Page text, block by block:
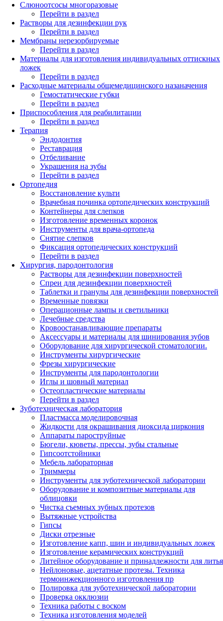
Слюноотсосы многоразовые
Перейти в раздел
Растворы для дезинфекции рук
Перейти в раздел
Мембраны нерезорбируемые
Перейти в раздел
Материалы для изготовления индивидуальных оттискных
ложек
Перейти в раздел
Расходные материалы общемедицинского назаначения
Гемостатические губки
Перейти в раздел
Приспособления для реабилитации
Перейти в раздел
Терапия
Эндодонтия
Реставрация
Отбеливание
Украшения на зубы
Перейти в раздел
Ортопедия
Восстановление культи
Врачебная починка ортопедических конструкций
Контейнеры для слепков
Изготовление временных коронок
Инструменты для врача-ортопеда
Снятие слепков
Фиксация ортопедических конструкций
Перейти в раздел
Хирургия, пародонтология
Растворы для дезинфекции поверхностей
Спреи для дезинфекции поверхностей
Таблетки и гранулы для дезинфекции поверхностей
Временные повязки
Операционные лампы и светильники
Лечебные средства
Кровоостанавливающие препараты
Аксессуары и материалы для шинирования зубов
Оборудование для хирургической стоматологии.
Инструменты хирургические
Фрезы хирургические
Инструменты для пародонтологии
Иглы и шовный материал
Остеопластические материалы
Перейти в раздел
Зуботехническая лаборатория
Пластмасса моделировочная
Жидкости для окрашивания диоксида циркония
Аппараты пароструйные
Бюгели, кюветы, прессы, зубы стальные
Гипсоотстойники
Мебель лабораторная
Триммеры
Инструменты для зуботехнической лаборатории
Оборудование и композитные материалы для
облицовки
Чистка съемных зубных протезов
Вытяжные устройства
Гипсы
Диски отрезные
Изготовление капп, шин и индивидуальных ложек
Изготовление керамических конструкций
Литейное оборудование и принадлежности для литья
Нейлоновые, ацетатные протезы. Техника
термоинжекционного изготовления пр
Полировка для зуботехнической лаборатории
Проверка окклюзии
Техника работы с воском
Техника изготовления моделей